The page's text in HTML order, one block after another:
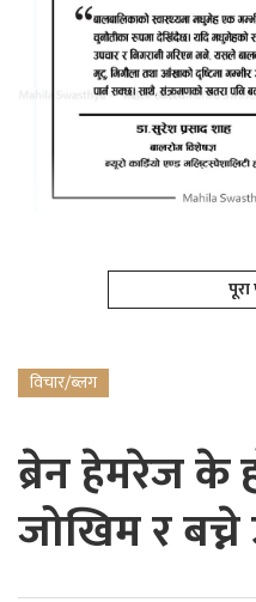
विचार/ब्लग
ब्रेन हेमरेज के
जोखिम र